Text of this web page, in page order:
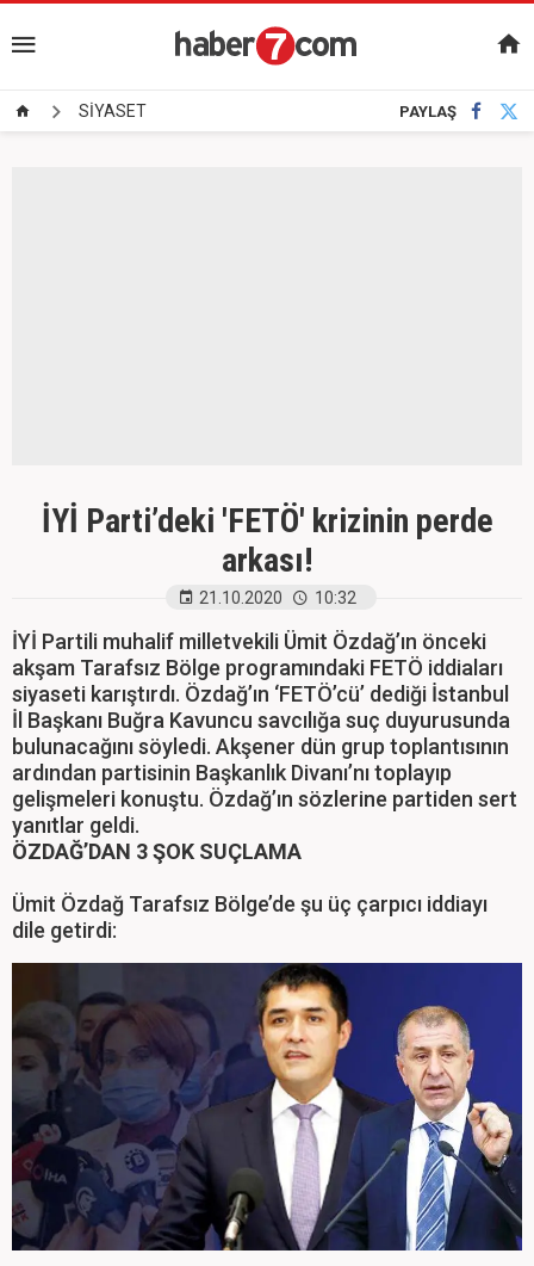
SİYASET PAYLAŞ
İYİ Parti’deki 'FETÖ' krizinin perde
arkası!
21.10.2020 10:32
İYİ Partili muhalif milletvekili Ümit Özdağ’ın önceki
akşam Tarafsız Bölge programındaki FETÖ iddiaları
siyaseti karıştırdı. Özdağ’ın ‘FETÖ’cü’ dediği İstanbul
İl Başkanı Buğra Kavuncu savcılığa suç duyurusunda
bulunacağını söyledi. Akşener dün grup toplantısının
ardından partisinin Başkanlık Divanı’nı toplayıp
gelişmeleri konuştu. Özdağ’ın sözlerine partiden sert
yanıtlar geldi.
ÖZDAĞ’DAN 3 ŞOK SUÇLAMA
Ümit Özdağ Tarafsız Bölge’de şu üç çarpıcı iddiayı
dile getirdi: